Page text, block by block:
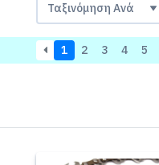
1 2 3 4 5